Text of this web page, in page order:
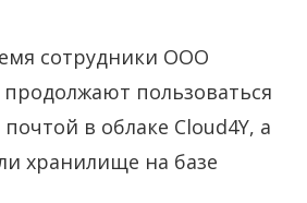
сотрудники ООО
пользоваться
в облаке Cloud4Y, а
хранилище на базе